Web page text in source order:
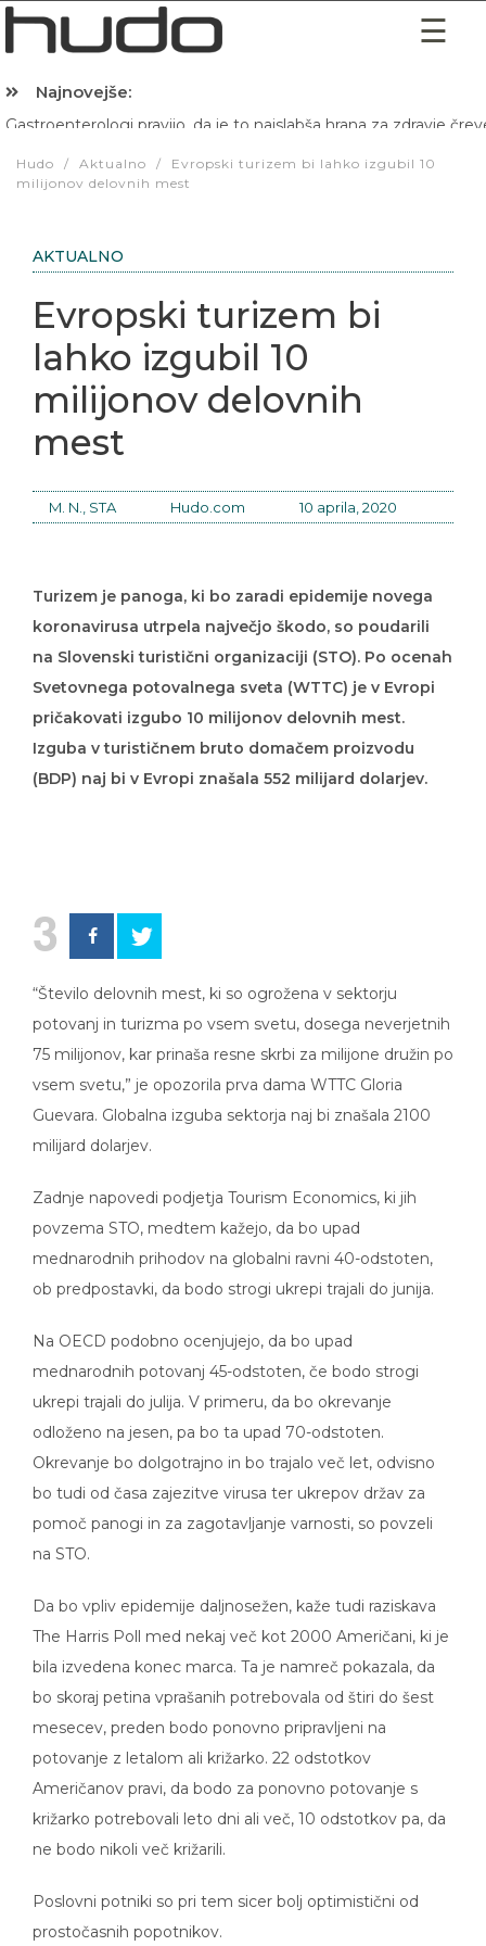
Najnovejše:
Gastroenterologi pravijo, da je to najslabša hrana za zdravje
Hudo / Aktualno /
Evropski turizem bi lahko izgubil 10
milijonov delovnih mest
AKTUALNO
Evropski turizem bi
lahko izgubil 10
milijonov delovnih
mest
M. N., STA Hudo.com 10 aprila, 2020
Turizem je panoga, ki bo zaradi epidemije novega
koronavirusa utrpela največjo škodo, so poudarili
na Slovenski turistični organizaciji (STO). Po ocenah
Svetovnega potovalnega sveta (WTTC) je v Evropi
pričakovati izgubo 10 milijonov delovnih mest.
Izguba v turističnem bruto domačem proizvodu
(BDP) naj bi v Evropi znašala 552 milijard dolarjev.
3
“Število delovnih mest, ki so ogrožena v sektorju
potovanj in turizma po vsem svetu, dosega neverjetnih
75 milijonov, kar prinaša resne skrbi za milijone družin po
vsem svetu,” je opozorila prva dama WTTC Gloria
Guevara. Globalna izguba sektorja naj bi znašala 2100
milijard dolarjev.
Zadnje napovedi podjetja Tourism Economics, ki jih
povzema STO, medtem kažejo, da bo upad
mednarodnih prihodov na globalni ravni 40-odstoten,
ob predpostavki, da bodo strogi ukrepi trajali do junija.
Na OECD podobno ocenjujejo, da bo upad
mednarodnih potovanj 45-odstoten, če bodo strogi
ukrepi trajali do julija. V primeru, da bo okrevanje
odloženo na jesen, pa bo ta upad 70-odstoten.
Okrevanje bo dolgotrajno in bo trajalo več let, odvisno
bo tudi od časa zajezitve virusa ter ukrepov držav za
pomoč panogi in za zagotavljanje varnosti, so povzeli
na STO.
Da bo vpliv epidemije daljnosežen, kaže tudi raziskava
The Harris Poll med nekaj več kot 2000 Američani, ki je
bila izvedena konec marca. Ta je namreč pokazala, da
bo skoraj petina vprašanih potrebovala od štiri do šest
mesecev, preden bodo ponovno pripravljeni na
potovanje z letalom ali križarko. 22 odstotkov
Američanov pravi, da bodo za ponovno potovanje s
križarko potrebovali leto dni ali več, 10 odstotkov pa, da
ne bodo nikoli več križarili.
Poslovni potniki so pri tem sicer bolj optimistični od
prostočasnih popotnikov.